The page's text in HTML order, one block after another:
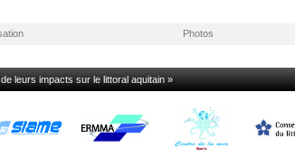
Photos
leurs impacts sur le littoral aquitain »